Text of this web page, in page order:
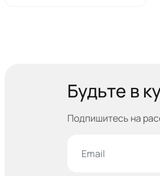
Будьте в
Подпишитесь на